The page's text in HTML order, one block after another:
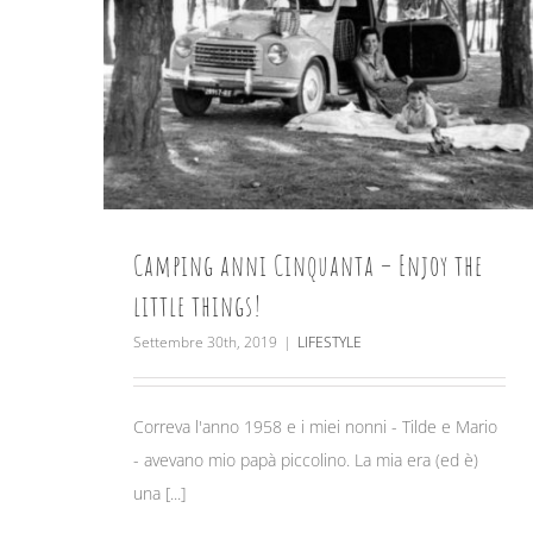
Camping anni Cinquanta – Enjoy the
little things!
Settembre 30th, 2019 | LIFESTYLE
Correva l'anno 1958 e i miei nonni - Tilde e Mario
- avevano mio papà piccolino. La mia era (ed è)
una [...]